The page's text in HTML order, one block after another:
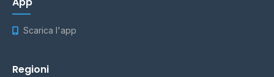
Scarica l'app
Regioni